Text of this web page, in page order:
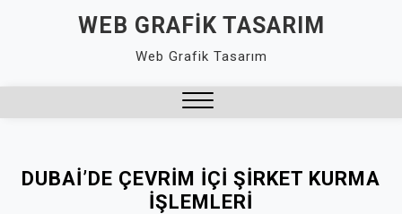
WEB GRAFIK TASARIM
Web Grafik Tasarım
DUBAI’DE ÇEVRIM İÇI ŞIRKET KURMA
İŞLEMLERI